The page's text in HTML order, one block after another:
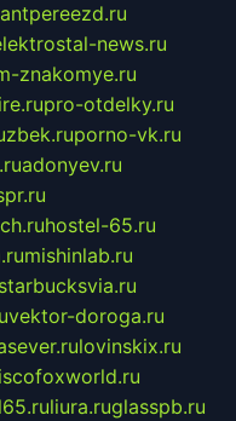
news.ru
znakomye.ru
pro-otdelky.ru
porno-vk.ru
adonyev.ru
hostel-65.ru
mishinlab.ru
starbucksvia.ru
vektor-doroga.ru
lovinskix.ru
liura.ruglasspb.ru